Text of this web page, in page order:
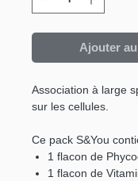
Ajouter
Association à large
sur les cellules.
Ce pack S&You
1 flacon de
1 flacon de